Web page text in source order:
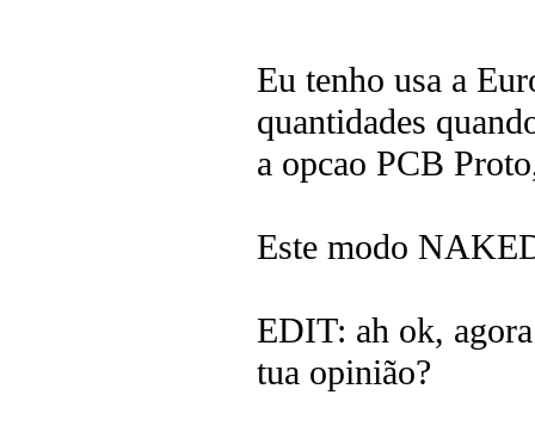
Eu tenho usa a
quantidades
a opcao PCB
Este modo
EDIT: ah ok,
tua opinião?